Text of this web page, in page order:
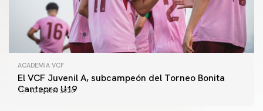
ACADEMIA VCF
El VCF Juvenil A, subcampeón del Torneo Bonita
Cantepro U19
10 agosto 2026